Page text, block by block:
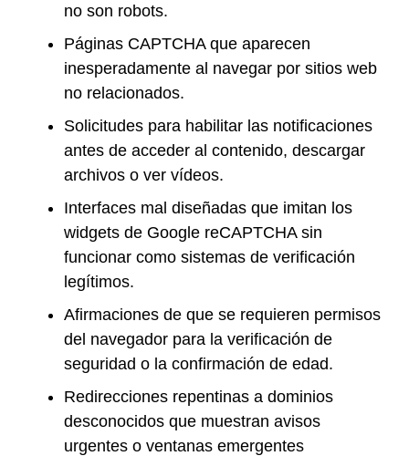
no son robots.
Páginas CAPTCHA que aparecen
inesperadamente al navegar por sitios web
no relacionados.
Solicitudes para habilitar las notificaciones
antes de acceder al contenido, descargar
archivos o ver vídeos.
Interfaces mal diseñadas que imitan los
widgets de Google reCAPTCHA sin
funcionar como sistemas de verificación
legítimos.
Afirmaciones de que se requieren permisos
del navegador para la verificación de
seguridad o la confirmación de edad.
Redirecciones repentinas a dominios
desconocidos que muestran avisos
urgentes o ventanas emergentes